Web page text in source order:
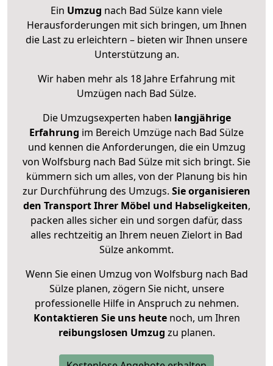
Ein Umzug nach Bad Sülze kann viele
Herausforderungen mit sich bringen, um Ihnen
die Last zu erleichtern – bieten wir Ihnen unsere
Unterstützung an.
Wir haben mehr als 18 Jahre Erfahrung mit
Umzügen nach Bad Sülze.
Die Umzugsexperten haben langjährige
Erfahrung im Bereich Umzüge nach Bad Sülze
und kennen die Anforderungen, die ein Umzug
von Wolfsburg nach Bad Sülze mit sich bringt. Sie
kümmern sich um alles, von der Planung bis hin
zur Durchführung des Umzugs. Sie organisieren
den Transport Ihrer Möbel und Habseligkeiten,
packen alles sicher ein und sorgen dafür, dass
alles rechtzeitig an Ihrem neuen Zielort in Bad
Sülze ankommt.
Wenn Sie einen Umzug von Wolfsburg nach Bad
Sülze planen, zögern Sie nicht, unsere
professionelle Hilfe in Anspruch zu nehmen.
Kontaktieren Sie uns heutenoch, um Ihren
reibungslosen Umzug zu planen.